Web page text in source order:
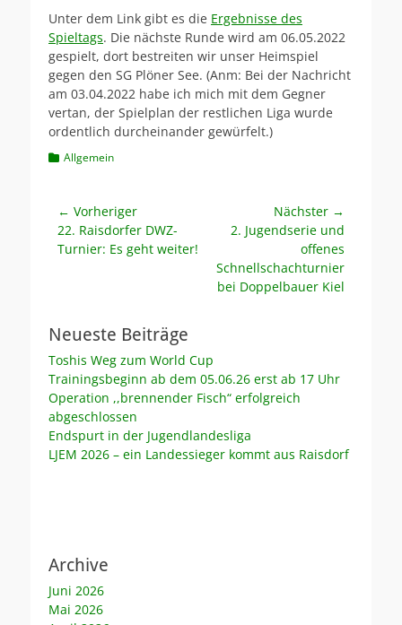
Unter dem Link gibt es die Ergebnisse des
Spieltags. Die nächste Runde wird am 06.05.2022
gespielt, dort bestreiten wir unser Heimspiel
gegen den SG Plöner See. (Anm: Bei der Nachricht
am 03.04.2022 habe ich mich mit dem Gegner
vertan, der Spielplan der restlichen Liga wurde
ordentlich durcheinander gewürfelt.)
Kategorien
Allgemein
Beitragsnavigation
← Vorheriger
Vorheriger
Beitrag:
22. Raisdorfer DWZ-
Turnier: Es geht weiter!
Nächster →
Nächster2. Jugendserie und
offenes
Schnellschachturnier
bei Doppelbauer Kiel
Neueste Beiträge
Toshis Weg zum World Cup
Trainingsbeginn ab dem 05.06.26 erst ab 17 Uhr
Operation ,,brennender Fisch“ erfolgreich
abgeschlossen
Endspurt in der Jugendlandesliga
LJEM 2026 – ein Landessieger kommt aus Raisdorf
Archive
Juni 2026
Mai 2026